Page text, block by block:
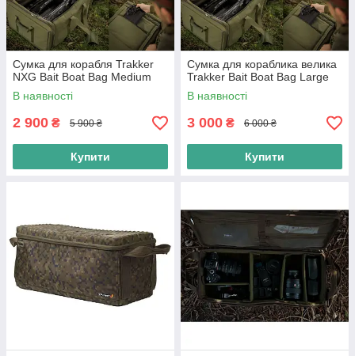
Сумка для корабля Trakker
NXG Bait Boat Bag Medium
В наявності
2 900 ₴ 5 900 ₴
Купити
Сумка для кораблика велика
Trakker Bait Boat Bag Large
В наявності
3 000 ₴ 6 000 ₴
Купити